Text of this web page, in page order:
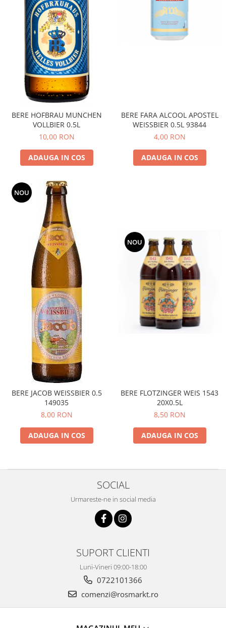
BERE HOFBRAU MUNCHEN
VOLLBIER 0.5L
10,00 RON
ADAUGA IN COS
BERE FARA ALCOOL APOSTEL
WEISSBIER 0.5L 93844
4,00 RON
ADAUGA IN COS
NOU
BERE JACOB WEISSBIER 0.5
149035
8,00 RON
ADAUGA IN COS
NOU
BERE FLOTZINGER WEIS 1543
20X0.5L
8,50 RON
ADAUGA IN COS
SOCIAL
Urmareste-ne in social media
SUPORT CLIENTI
Luni-Vineri 09:00-18:00
0722101366
comenzi@rosmarkt.ro